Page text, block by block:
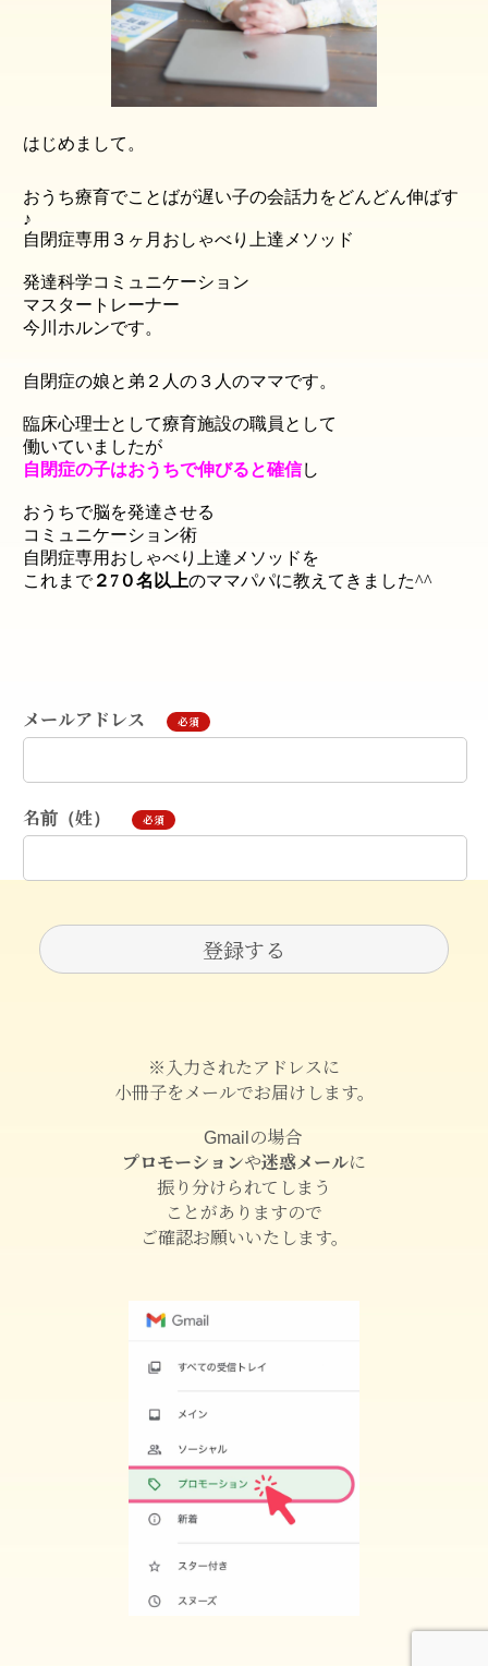
はじめまして。
おうち療育でことばが遅い子の会話力をどんどん伸ばす
♪
自閉症専用３ヶ月おしゃべり上達メソッド
発達科学コミュニケーション
マスタートレーナー
今川ホルンです。
自閉症の娘と弟２人の３人のママです。
臨床心理士として療育施設の職員として
働いていましたが
自閉症の子はおうちで伸びると確信し
おうちで脳を発達させる
コミュニケーション術
自閉症専用おしゃべり上達メソッド を
これまで２7０名以上のママパパに教えてきました^^
メールアドレス 必須
名前（姓） 必須
※入力されたアドレスに
小冊子をメールでお届けします。
Gmailの場合
プロモーションや迷惑メールに
振り分けられてしまう
ことがありますので
ご確認お願いいたします。